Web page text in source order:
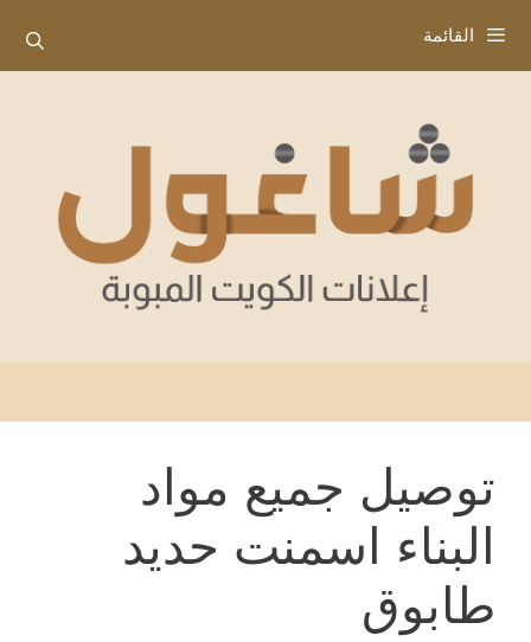
إلى
المحتوى
القائمة
توصيل جميع مواد
البناء اسمنت حديد
طابوق